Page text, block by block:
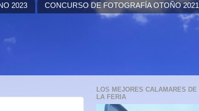
2023 CONCURSO DE FOTOGRAFÍA OTOÑO 2021
LOS MEJORES CALAMARES DE
LA FERIA